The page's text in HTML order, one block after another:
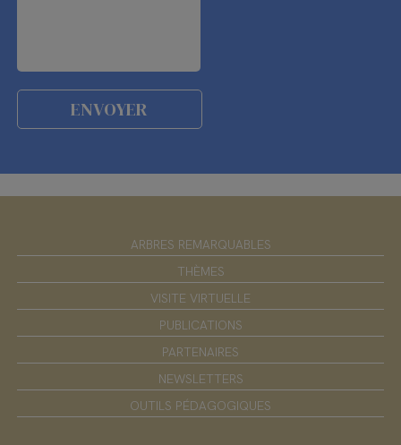
ARBRES REMARQUABLES
THÈMES
VISITE VIRTUELLE
PUBLICATIONS
PARTENAIRES
NEWSLETTERS
OUTILS PÉDAGOGIQUES